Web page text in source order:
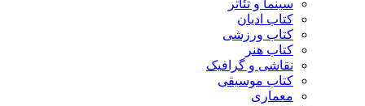
سینما و تئاتر
کتاب ادیان
کتاب ورزشی
کتاب هنر
نقاشی و گرافیک
کتاب موسیقی
معماری